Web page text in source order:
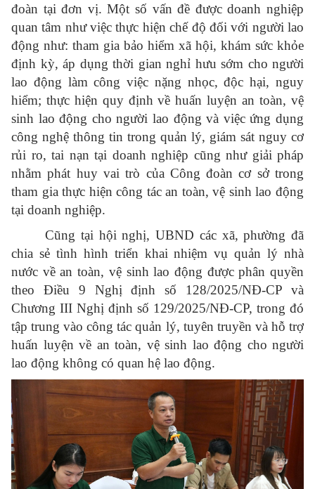
đoàn tại đơn vị. Một số vấn đề được doanh nghiệp
quan tâm như việc thực hiện chế độ đối với người lao
động như: tham gia bảo hiểm xã hội, khám sức khỏe
định kỳ, áp dụng thời gian nghỉ hưu sớm cho người
lao động làm công việc nặng nhọc, độc hại, nguy
hiểm; thực hiện quy định về huấn luyện an toàn, vệ
sinh lao động cho người lao động và việc ứng dụng
công nghệ thông tin trong quản lý, giám sát nguy cơ
rủi ro, tai nạn tại doanh nghiệp cũng như giải pháp
nhằm phát huy vai trò của Công đoàn cơ sở trong
tham gia thực hiện công tác an toàn, vệ sinh lao động
tại doanh nghiệp.
Cũng tại hội nghị, UBND các xã, phường đã
chia sẻ tình hình triển khai nhiệm vụ quản lý nhà
nước về an toàn, vệ sinh lao động được phân quyền
theo Điều 9 Nghị định số 128/2025/NĐ-CP và
Chương III Nghị định số 129/2025/NĐ-CP, trong đó
tập trung vào công tác quản lý, tuyên truyền và hỗ trợ
huấn luyện về an toàn, vệ sinh lao động cho người
lao động không có quan hệ lao động.